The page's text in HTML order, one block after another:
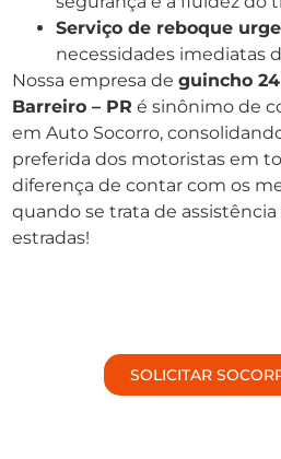
Serviço de reboque
necessidades imediatas
Nossa empresa de guincho
Barreiro – PR é sinônimo de
em Auto Socorro,
preferida dos motoristas em
diferença de contar com os
quando se trata de
estradas!
SOLICITAR